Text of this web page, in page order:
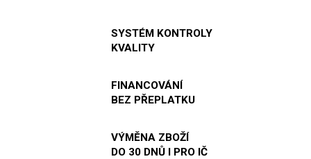
SYSTÉM KONTROLY
KVALITY
FINANCOVÁNÍ
BEZ PŘEPLATKU
VÝMĚNA ZBOŽÍ
DO 30 DNŮ I PRO IČ